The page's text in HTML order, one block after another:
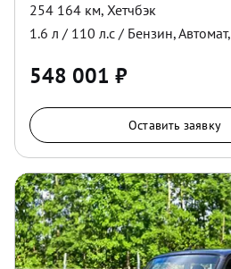
254 164 км, Хетчбэк
1.6 л / 110 л.с / Бензин,Автомат,
548 001 ₽
Оставить заявку